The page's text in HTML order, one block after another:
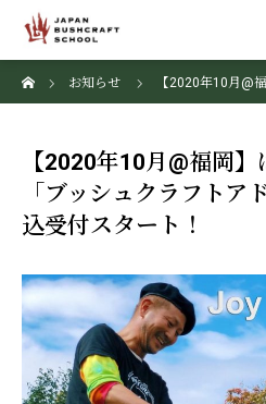
お知らせ
【2020年10月@
【2020年10月@福岡
「ブッシュクラフトア
込受付スタート！